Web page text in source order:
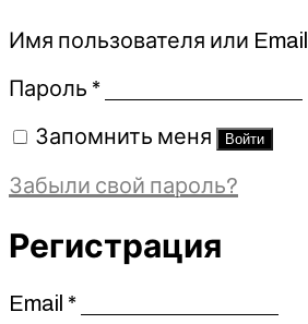
Имя пользователя или Email
Пароль *Обязательно
Запомнить меня Войти
Забыли свой пароль?
Регистрация
Email *Обязательно